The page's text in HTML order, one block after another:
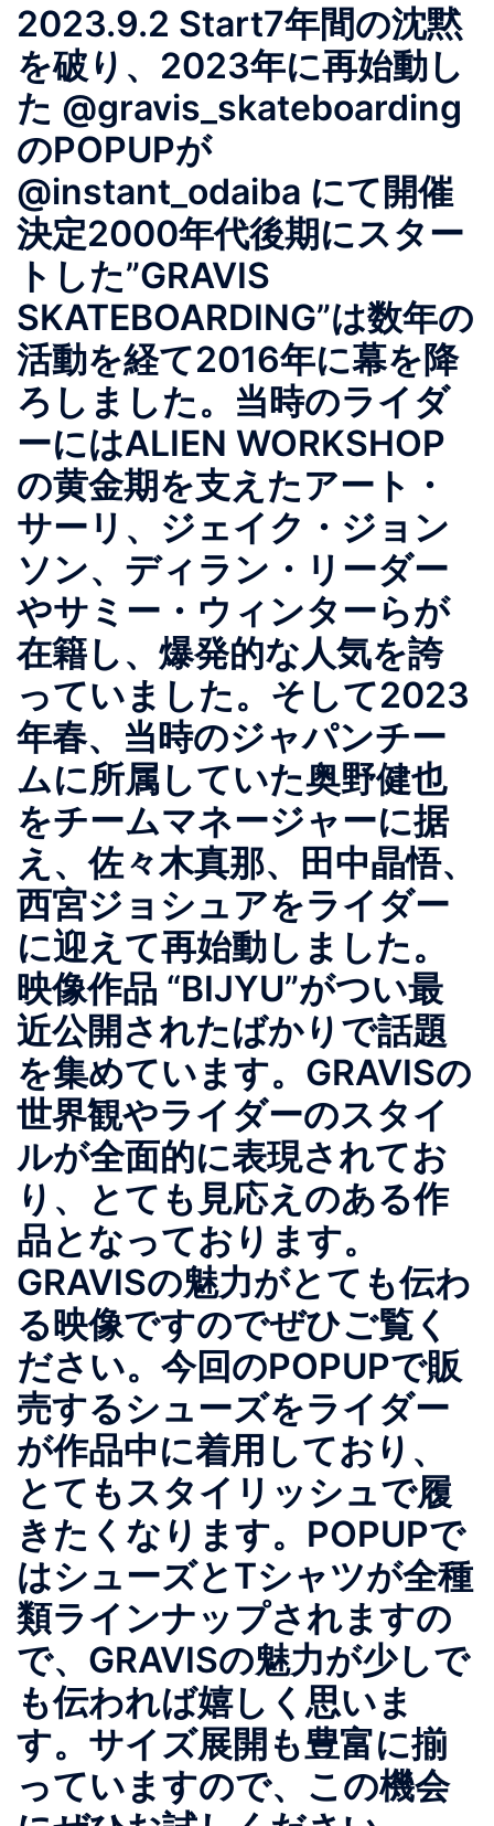
2023.9.2 Start7年間の沈黙
を破り、2023年に再始動し
た @gravis_skateboarding
のPOPUPが
@instant_odaiba にて開催
決定2000年代後期にスター
トした”GRAVIS
SKATEBOARDING”は数年の
活動を経て2016年に幕を降
ろしました。当時のライダ
ーにはALIEN WORKSHOP
の黄金期を支えたアート・
サーリ、ジェイク・ジョン
ソン、ディラン・リーダー
やサミー・ウィンターらが
在籍し、爆発的な人気を誇
っていました。そして2023
年春、当時のジャパンチー
ムに所属していた奥野健也
をチームマネージャーに据
え、佐々木真那、田中晶悟、
西宮ジョシュアをライダー
に迎えて再始動しました。
映像作品 “BIJYU”がつい最
近公開されたばかりで話題
を集めています。GRAVISの
世界観やライダーのスタイ
ルが全面的に表現されてお
り、とても見応えのある作
品となっております。
GRAVISの魅力がとても伝わ
る映像ですのでぜひご覧く
ださい。今回のPOPUPで販
売するシューズをライダー
が作品中に着用しており、
とてもスタイリッシュで履
きたくなります。POPUPで
はシューズとTシャツが全種
類ラインナップされますの
で、GRAVISの魅力が少しで
も伝われば嬉しく思いま
す。サイズ展開も豊富に揃
っていますので、この機会